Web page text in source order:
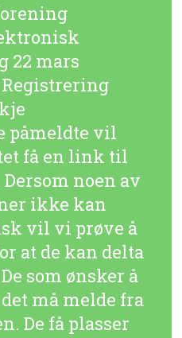
22 mars
påmeldte vil
få en link til
noen av
ikke kan
vil vi prøve å
at de kan delta
som ønsker å
må melde fra
De få plasser